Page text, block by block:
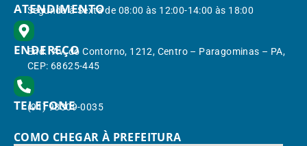
ATENDIMENTO
Segunda à Sexta de 08:00 às 12:00-14:00 às 18:00
ENDEREÇO
End.: Av. do Contorno, 1212, Centro – Paragominas – PA,
CEP: 68625-445
TELEFONE
(91) 98309-0035
COMO CHEGAR À PREFEITURA